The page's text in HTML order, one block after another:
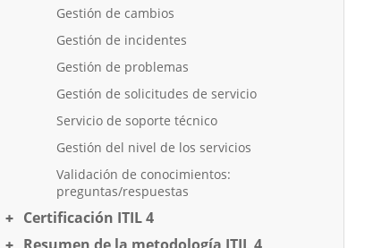
Gestión de cambios
Gestión de incidentes
Gestión de problemas
Gestión de solicitudes de servicio
Servicio de soporte técnico
Gestión del nivel de los servicios
Validación de conocimientos:
preguntas/respuestas
Certificación ITIL 4